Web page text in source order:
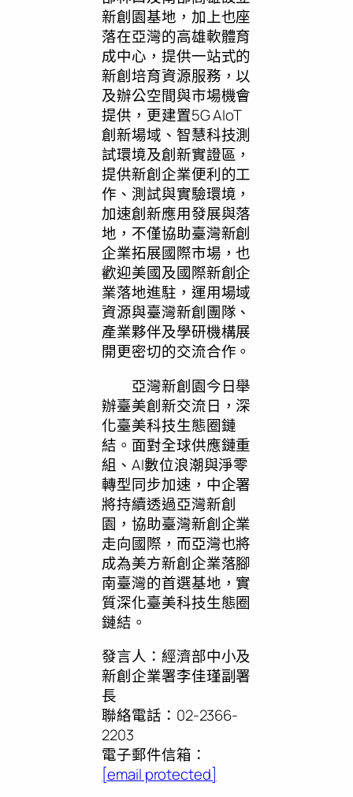
新創園基地，加上也座
落在亞灣的高雄軟體育
成中心，提供一站式的
新創培育資源服務，以
及辦公空間與市場機會
提供，更建置5G AIoT
創新場域、智慧科技測
試環境及創新實證區，
提供新創企業便利的工
作、測試與實驗環境，
加速創新應用發展與落
地，不僅協助臺灣新創
企業拓展國際市場，也
歡迎美國及國際新創企
業落地進駐，運用場域
資源與臺灣新創團隊、
產業夥伴及學研機構展
開更密切的交流合作。
亞灣新創園今日舉
辦臺美創新交流日，深
化臺美科技生態圈鏈
結。面對全球供應鏈重
組、AI數位浪潮與淨零
轉型同步加速，中企署
將持續透過亞灣新創
園，協助臺灣新創企業
走向國際，而亞灣也將
成為美方新創企業落腳
南臺灣的首選基地，實
質深化臺美科技生態圈
鏈結。
發言人：經濟部中小及
新創企業署李佳瑾副署
長
聯絡電話：02-2366-
2203
電子郵件信箱：
[email protected]